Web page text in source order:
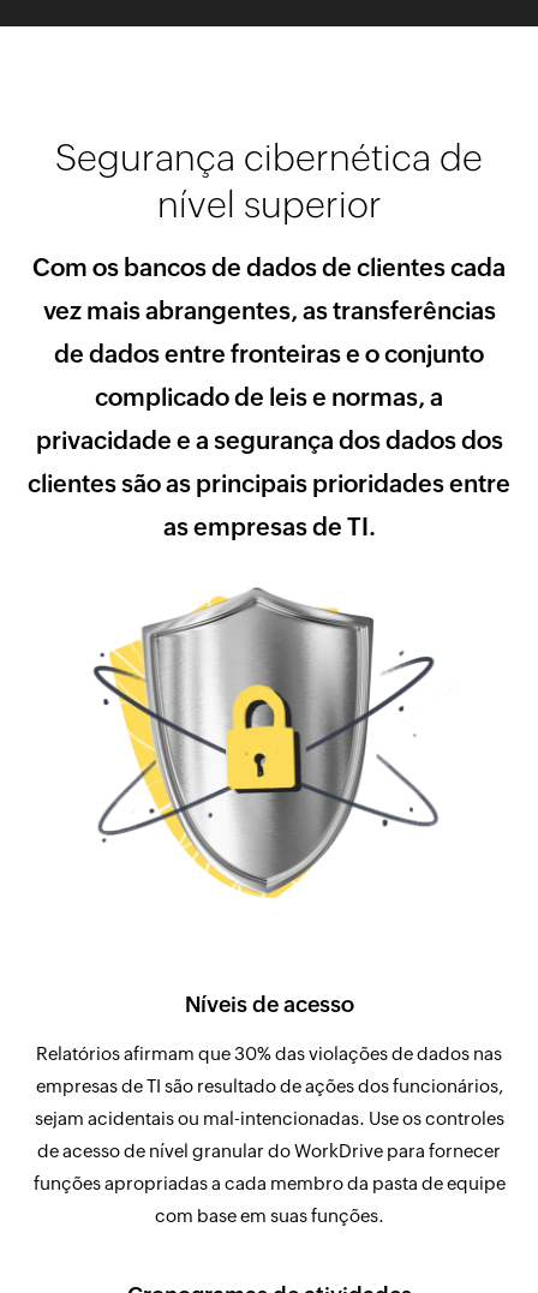
Segurança cibernética de
nível superior
Com os bancos de dados de clientes cada
vez mais abrangentes, as transferências
de dados entre fronteiras e o conjunto
complicado de leis e normas, a
privacidade e a segurança dos dados dos
clientes são as principais prioridades entre
as empresas de TI.
Níveis de acesso
Relatórios afirmam que 30% das violações de dados nas
empresas de TI são resultado de ações dos funcionários,
sejam acidentais ou mal-intencionadas. Use os controles
de acesso de nível granular do WorkDrive para fornecer
funções apropriadas a cada membro da pasta de equipe
com base em suas funções.